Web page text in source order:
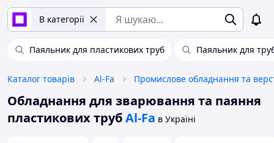
В категорії
Паяльник для пластикових труб Паяльник для
Каталог товарів Al-Fa
Обладнання для зварювання та паяння
пластикових трубAl-Fa в Україні